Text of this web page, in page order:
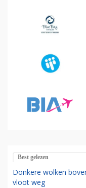
Best gelezen
Donkere wolken
vloot weg